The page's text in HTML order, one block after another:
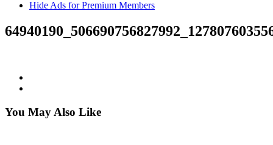
Hide Ads for Premium Members
You May Also Like